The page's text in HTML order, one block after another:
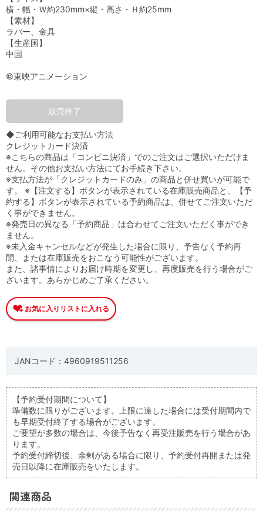
横・幅・Ｗ約230mm×縦・高さ・Ｈ約25mm
【素材】
ラバー、金具
【生産国】
中国
©東映アニメーション
販売終了
◆ご利用可能なお支払い方法
クレジットカード決済
※こちらの商品は「コンビニ決済」でのご注文はご選択いただけま
せん。その他お支払い方法にてお手続き下さい。
※支払方法が「クレジットカードのみ」の商品と併せ買いが可能で
す。 ※【注文する】ボタンが表示されている在庫販売商品と、【予
約する】ボタンが表示されている予約商品は、併せてご注文いただ
く事ができません。
※発売日の異なる「予約商品」は合わせてご注文いただく事ができ
ません。
※未入金キャンセルなどが発生した場合に限り、予告なく予約再
開、または在庫販売をおこなう可能性がございます。
また、諸事情によりお届け時期を変更し、再度販売を行う場合がご
ざいます。あらかじめご了承ください。
JANコード：4960919511256
【予約受付期間について】
準備数に限りがございます。上限に達した場合には受付期間内で
も早期受付終了する場合がございます。
ご要望が多数の場合は、今後予告なく再受注販売を行う場合があ
ります。
予約受付締切後、余剰がある場合に限り、予約受付再開または発
売日以降に在庫販売をいたします。
関連商品